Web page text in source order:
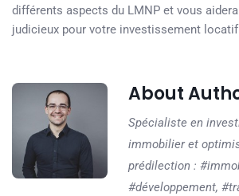
différents aspects du LMNP et vous
judicieux pour votre investissement
About
Spécialiste en
immobilier et
prédilection :
#développement,